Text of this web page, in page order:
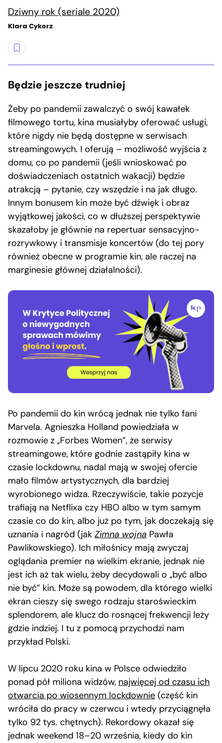
Dziwny rok (seriale 2020)
Klara Cykorz
Będzie jeszcze trudniej
Żeby po pandemii zawalczyć o swój kawałek
filmowego tortu, kina musiałyby oferować usługi,
które nigdy nie będą dostępne w serwisach
streamingowych. I oferują – możliwość wyjścia z
domu, co po pandemii (jeśli wnioskować po
doświadczeniach ostatnich wakacji) będzie
atrakcją – pytanie, czy wszędzie i na jak długo.
Innym bonusem kin może być dźwięk i obraz
wyjątkowej jakości, co w dłuższej perspektywie
skazałoby je głównie na repertuar sensacyjno-
rozrywkowy i transmisje koncertów (do tej pory
również obecne w programie kin, ale raczej na
marginesie głównej działalności).
Po pandemii do kin wrócą jednak nie tylko fani
Marvela. Agnieszka Holland powiedziała w
rozmowie z „Forbes Women”, że serwisy
streamingowe, które godnie zastąpiły kina w
czasie lockdownu, nadal mają w swojej ofercie
mało filmów artystycznych, dla bardziej
wyrobionego widza. Rzeczywiście, takie pozycje
trafiają na Netflixa czy HBO albo w tym samym
czasie co do kin, albo już po tym, jak doczekają się
uznania i nagród (jak Zimna wojna Pawła
Pawlikowskiego). Ich miłośnicy mają zwyczaj
oglądania premier na wielkim ekranie, jednak nie
jest ich aż tak wielu, żeby decydowali o „być albo
nie być” kin. Może są powodem, dla którego wielki
ekran cieszy się swego rodzaju staroświeckim
splendorem, ale klucz do rosnącej frekwencji leży
gdzie indziej. I tu z pomocą przychodzi nam
przykład Polski.
W lipcu 2020 roku kina w Polsce odwiedziło
ponad pół miliona widzów, najwięcej od czasu ich
otwarcia po wiosennym lockdownie (część kin
wróciła do pracy w czerwcu i wtedy przyciągnęła
tylko 92 tys. chętnych). Rekordowy okazał się
jednak weekend 18–20 września, kiedy do kin